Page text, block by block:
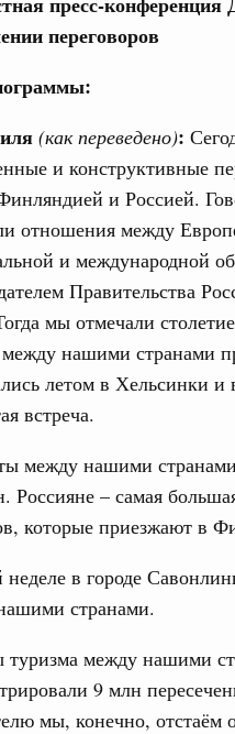
2018переговоров
(как переведено):
и конструктивные
и Россией.
отношения между
и международной
Правительства
мы отмечали
нашими странами
летом в Хельсинки
встреча.
между нашими
Россияне – самая
которые приезжают в
неделе в городе
странами.
между нашими
9 млн
мы, конечно, отстаём
достижений и массовый
и Михаил
Некоммерческие
Благотворительность
Татьяна Голикова
7 августа, пятница
Городская среда
заседание
лучших
и Сергей Кравцов
с победой на
промышленной политики
Ярославскую